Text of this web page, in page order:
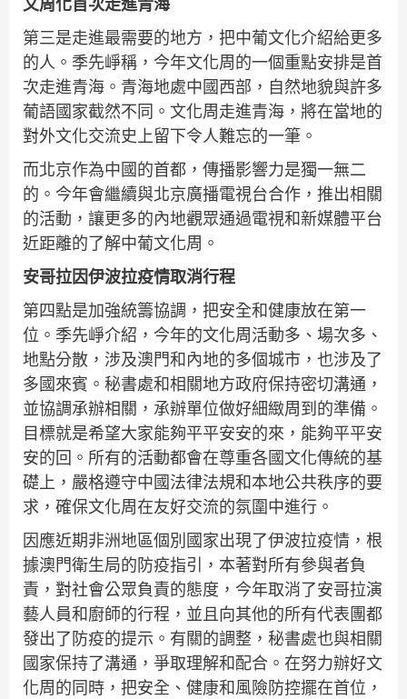
第三是走進最需要的地方，把中葡文化介紹給更多
的人。季先崢稱，今年文化周的一個重點安排是首
次走進青海。青海地處中國西部，自然地貌與許多
葡語國家截然不同。文化周走進青海，將在當地的
對外文化交流史上留下令人難忘的一筆。
而北京作為中國的首都，傳播影響力是獨一無二
的。今年會繼續與北京廣播電視台合作，推出相關
的活動，讓更多的內地觀眾通過電視和新媒體平台
近距離的了解中葡文化周。
安哥拉因伊波拉疫情取消行程
第四點是加強統籌協調，把安全和健康放在第一
位。季先崢介紹，今年的文化周活動多、場次多、
地點分散，涉及澳門和內地的多個城市，也涉及了
多國來賓。秘書處和相關地方政府保持密切溝通，
並協調承辦相關，承辦單位做好細緻周到的準備。
目標就是希望大家能夠平平安安的來，能夠平平安
安的回。所有的活動都會在尊重各國文化傳統的基
礎上，嚴格遵守中國法律法規和本地公共秩序的要
求，確保文化周在友好交流的氛圍中進行。
因應近期非洲地區個別國家出現了伊波拉疫情，根
據澳門衛生局的防疫指引，本著對所有參與者負
責，對社會公眾負責的態度，今年取消了安哥拉演
藝人員和廚師的行程，並且向其他的所有代表團都
發出了防疫的提示。有關的調整，秘書處也與相關
國家保持了溝通，爭取理解和配合。在努力辦好文
化周的同時，把安全、健康和風險防控擺在首位，